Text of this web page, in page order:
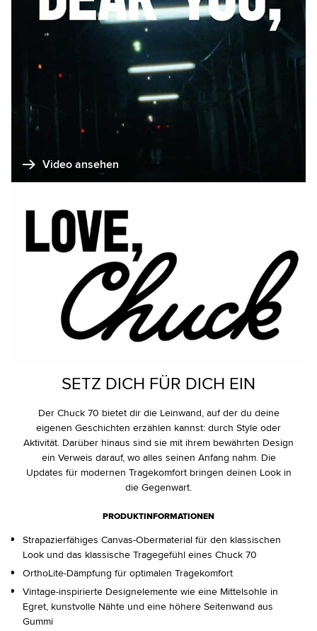
Video ansehen
SETZ DICH FÜR DICH EIN
Der Chuck 70 bietet dir die Leinwand, auf der du deine
eigenen Geschichten erzählen kannst: durch Style oder
Aktivität. Darüber hinaus sind sie mit ihrem bewährten Design
ein Verweis darauf, wo alles seinen Anfang nahm. Die
Updates für modernen Tragekomfort bringen deinen Look in
die Gegenwart.
PRODUKTINFORMATIONEN
Strapazierfähiges Canvas-Obermaterial für den klassischen
Look und das klassische Tragegefühl eines Chuck 70
OrthoLite-Dämpfung für optimalen Tragekomfort
Vintage-inspirierte Designelemente wie eine Mittelsohle in
Egret, kunstvolle Nähte und eine höhere Seitenwand aus
Gummi